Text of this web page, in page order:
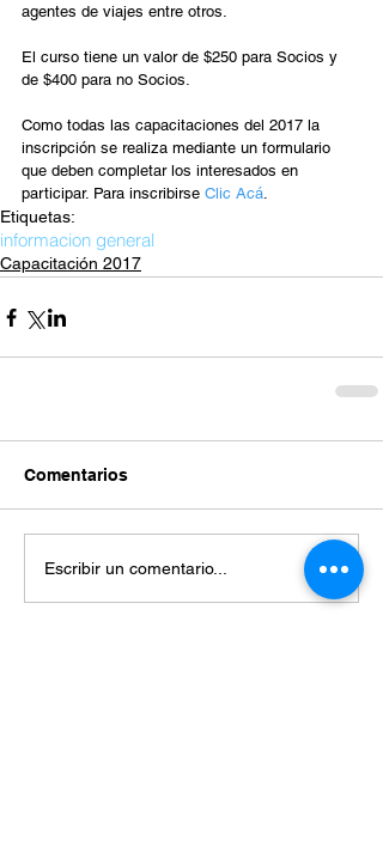
agentes de viajes entre otros.
El curso tiene un valor de $250 para Socios y
de $400 para no Socios.
Como todas las capacitaciones del 2017 la
inscripción se realiza mediante un formulario
que deben completar los interesados en
participar. Para inscribirse Clic Acá.
Etiquetas:
informacion general
Capacitación 2017
Comentarios
Escribir un comentario...